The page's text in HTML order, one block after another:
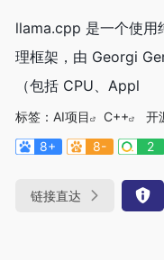
llama.cpp 是一个使用
理框架，由 Georgi
（包括 CPU、Appl
标签： AI项目 C++ 开
8+
8- 2
链接直达